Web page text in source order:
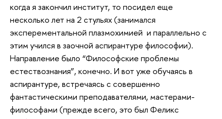
когда я закончил институт, то посидел еще
несколько лет на 2 стульях (занимался
эксперементальной плазмохимией и параллельно с
этим учился в заочной аспирантуре философии).
Направление было “Философские проблемы
естествознания”, конечно. И вот уже обучаясь в
аспирантуре, встречаясь с совершенно
фантастическими преподавателями, мастерами-
философами (прежде всего, это был Феликс